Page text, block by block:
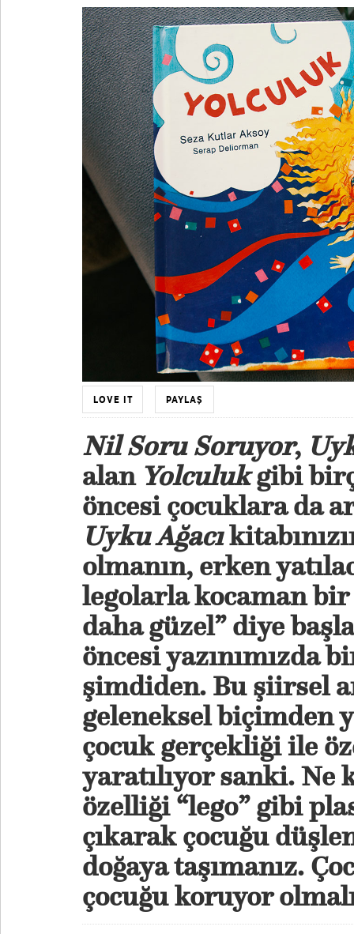
LOVE IT PAYLAŞ
Nil Soru Soruyor,
alan Yolculukgibi
öncesi çocuklara da
Uyku Ağacı
olmanın, erken
legolarla kocaman
daha güzel” diye
öncesi yazınımızda
şimdiden. Bu şiirsel
geleneksel biçimden
çocuk gerçekliği ile
yaratılıyor sanki. Ne
özelliği “lego” gibi
çıkarak çocuğu
doğaya taşımanız.
çocuğu koruyor